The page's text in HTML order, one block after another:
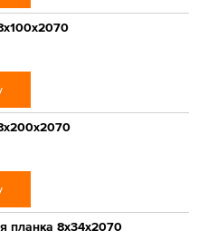
планка 8x34x2070